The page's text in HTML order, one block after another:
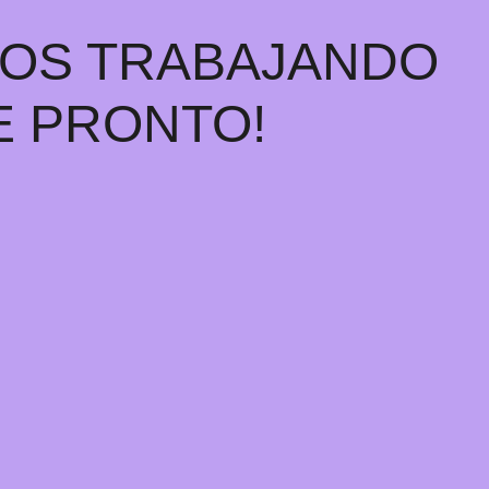
TRABAJANDO
PRONTO!